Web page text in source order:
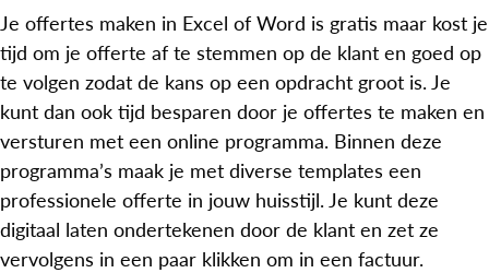
Je offertes maken in Excel of Word is gratis maar kost je
tijd om je offerte af te stemmen op de klant en goed op
te volgen zodat de kans op een opdracht groot is. Je
kunt dan ook tijd besparen door je offertes te maken en
versturen met een online programma. Binnen deze
programma’s maak je met diverse templates een
professionele offerte in jouw huisstijl. Je kunt deze
digitaal laten ondertekenen door de klant en zet ze
vervolgens in een paar klikken om in een factuur.